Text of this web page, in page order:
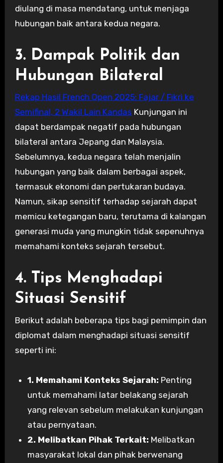
diulang di masa mendatang, untuk menjaga
hubungan baik antara kedua negara.
3. Dampak Politik dan
Hubungan Bilateral
Rekap Hasil French Open 2025: Fajar / Fikri ke
Semifinal, 2 Wakil Lain Kandas Kunjungan ini
dapat berdampak negatif pada hubungan
bilateral antara Jepang dan Malaysia.
Sebelumnya, kedua negara telah menjalin
hubungan yang baik dalam berbagai aspek,
termasuk ekonomi dan pertukaran budaya.
Namun, sikap sensitif terhadap sejarah dapat
memicu ketegangan baru, terutama di kalangan
generasi muda yang mungkin tidak sepenuhnya
memahami konteks sejarah tersebut.
4. Tips Menghadapi
Situasi Sensitif
Berikut adalah beberapa tips bagi pemimpin dan
diplomat dalam menghadapi situasi sensitif
seperti ini:
1. Memahami Konteks Sejarah: Penting
untuk memahami latar belakang sejarah
yang relevan sebelum melakukan kunjungan
atau pernyataan.
2. Melibatkan Pihak Terkait: Melibatkan
masyarakat lokal dan pihak berwenang